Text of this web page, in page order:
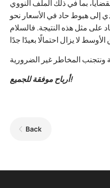
بما في ذلك الملف النووي
إلى هبوط حاد في الأسعار نحو
على مثل هذه النتيجة. فالسلام
أرباح موفقة للجميع!
Back